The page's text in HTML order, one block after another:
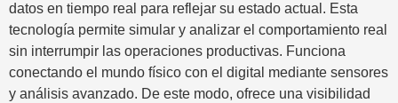
datos en tiempo real para reflejar su estado actual. Esta
tecnología permite simular y analizar el comportamiento real
sin interrumpir las operaciones productivas. Funciona
conectando el mundo físico con el digital mediante sensores
y análisis avanzado. De este modo, ofrece una visibilidad